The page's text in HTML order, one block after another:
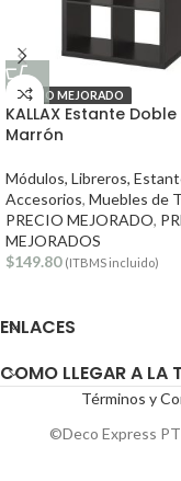
PRECIO MEJORADO
KALLAX Estante
Marrón
Módulos, Libreros,
Accesorios, Muebles de
PRECIO MEJORADO,
MEJORADOS
$149.80 (ITBMS incluido)
ENLACES
COMO LLEGAR A LA
Términos y
©Deco Express